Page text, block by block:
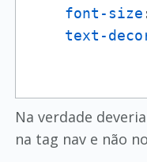
font-size
text-
Na verdade
na tag nav e não